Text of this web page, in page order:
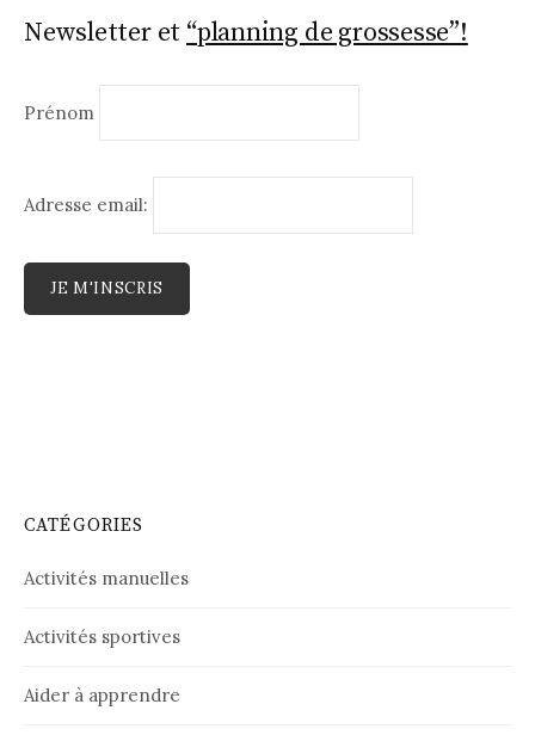
Newsletter et “planning de grossesse”!
Prénom
Adresse email:
CATÉGORIES
Activités manuelles
Activités sportives
Aider à apprendre